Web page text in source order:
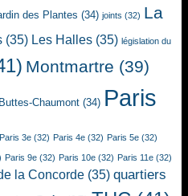
des Plantes (34) joints (32) La
(35) Les Halles (35) législation du
Montmartre (39)
Chaumont (34) Paris
Paris 3e (32) Paris 4e (32) Paris 5e (32)
Paris 9e (32) Paris 10e (32) Paris 11e (32)
la Concorde (35) quartiers